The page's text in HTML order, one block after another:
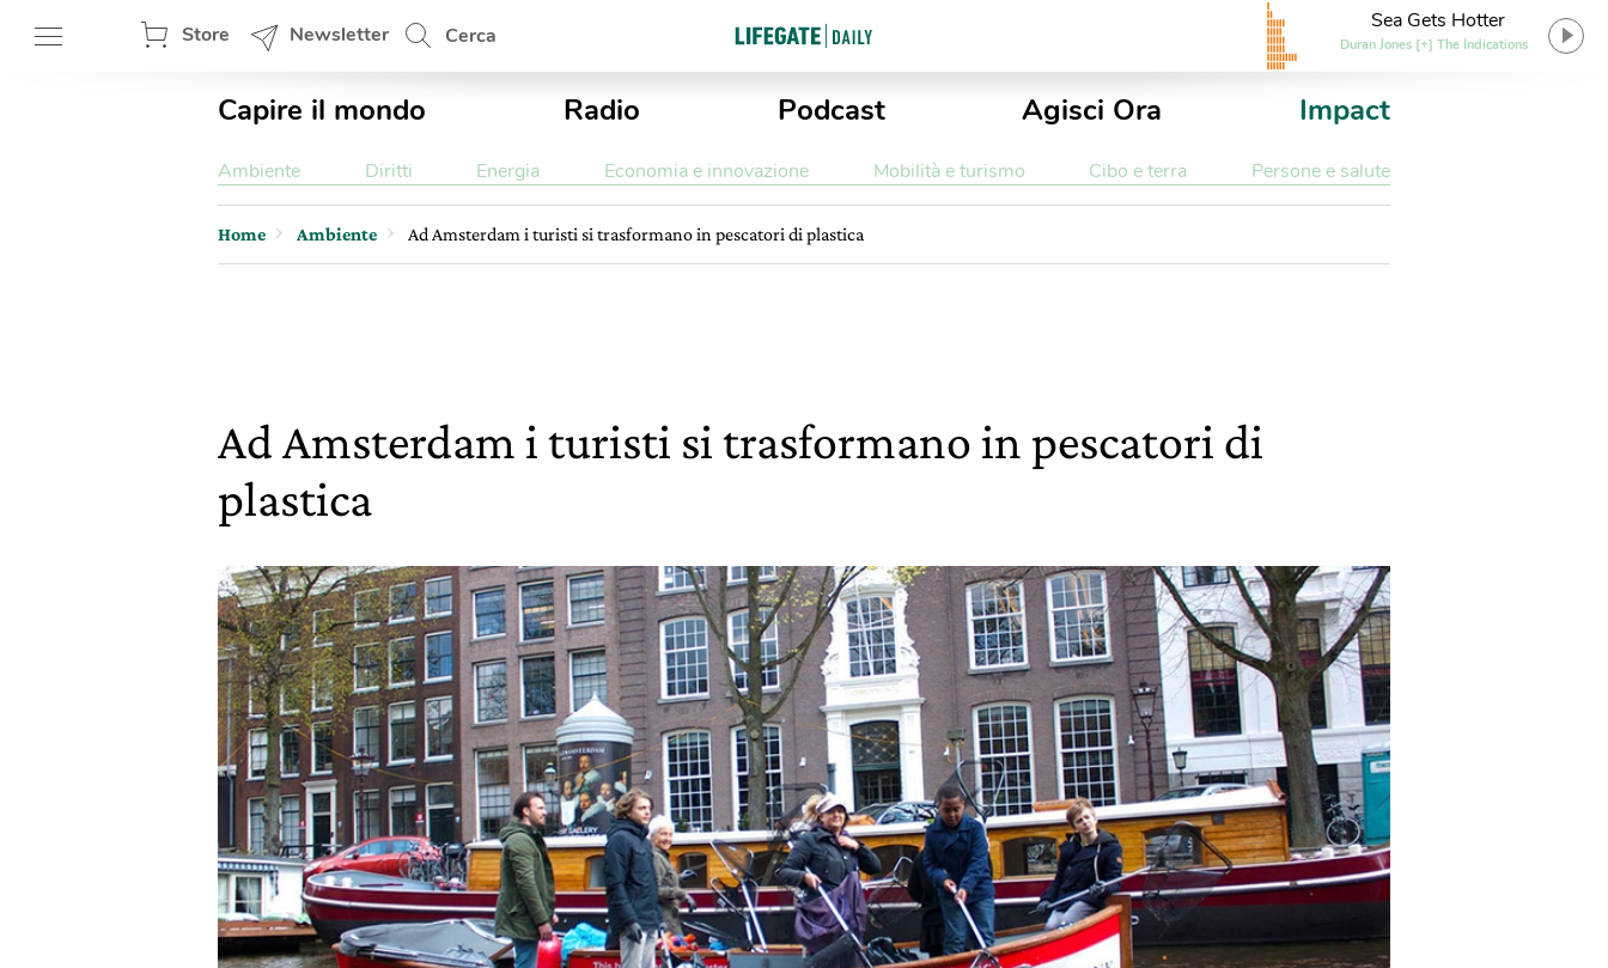
Store Newsletter Cerca
Sea Gets Hotter
Duran Jones [+] The Indications
Capire il mondo Radio Podcast Agisci Ora Impact
Ambiente Diritti Energia Economia e innovazione Mobilità e turismo Cibo e terra Persone e salute
Home Ambiente Ad Amsterdam i turisti si trasformano in pescatori di plastica
Ad Amsterdam i turisti si trasformano in pescatori di
plastica